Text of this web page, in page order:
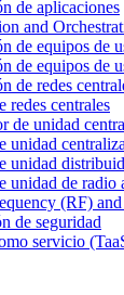
de aplicaciones
and
de equipos de
de equipos de
de redes
redes centrales
de unidad
unidad
unidad
unidad de
(RF)
de seguridad
servicio